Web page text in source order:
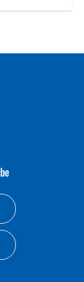
youtube-